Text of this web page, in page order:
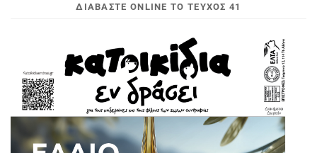
ΔΙΑΒΆΣΤΕ ONLINE ΤΟ ΤΕΎΧΟΣ 41